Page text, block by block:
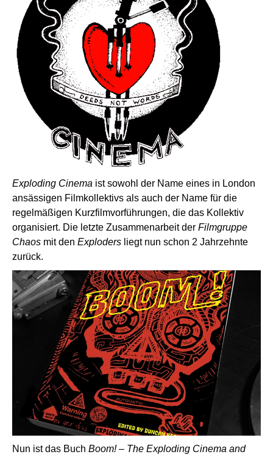
Exploding Cinema ist sowohl der Name eines in London
ansässigen Filmkollektivs als auch der Name für die
regelmäßigen Kurzfilmvorführungen, die das Kollektiv
organisiert. Die letzte Zusammenarbeit der Filmgruppe
Chaos mit den Exploders liegt nun schon 2 Jahrzehnte
zurück.
Nun ist das Buch Boom!– The Exploding Cinema and